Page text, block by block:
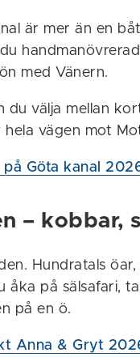
är mer än en
med Vänern.
du välja mellan
hela vägen mot
Göta kanal
– kobbar,
Hundratals
åka på sälsafari,
på en ö.
Anna & Gryt